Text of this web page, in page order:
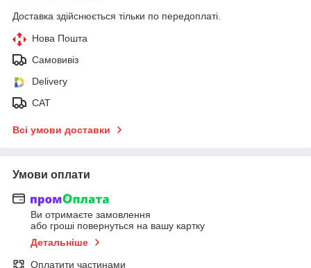
Доставка здійснюється тільки по передоплаті.
Нова Пошта
Самовивіз
Delivery
САТ
Всі умови доставки
Умови оплати
Ви отримаєте замовлення
або гроші повернуться на вашу картку
Детальніше
Оплатити частинами